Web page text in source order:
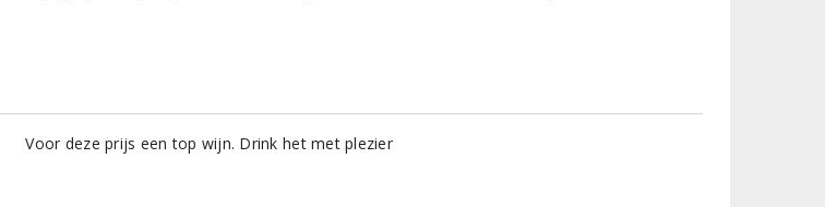
Voor deze prijs een top wijn. Drink het met plezier